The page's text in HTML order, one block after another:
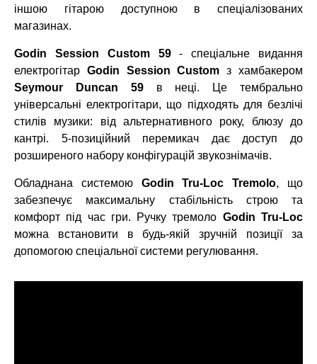
іншою гітарою доступною в спеціалізованих
магазинах.
Godin Session Custom 59- спеціальне видання
електрогітар Godin Session Custom з хамбакером
Seymour Duncan 59в неці. Це тембрально
універсальні електрогітари, що підходять для безлічі
стилів музики: від альтернативного року, блюзу до
кантрі. 5-позиційний перемикач дає доступ до
розширеного набору конфігурацій звукознімачів.
Обладнана системою Godin Tru-Loc Tremolo, що
забезпечує максимальну стабільність строю та
комфорт під час гри. Ручку тремоло Godin Tru-Loc
можна встановити в будь-якій зручній позиції за
допомогою спеціальної системи регулювання.